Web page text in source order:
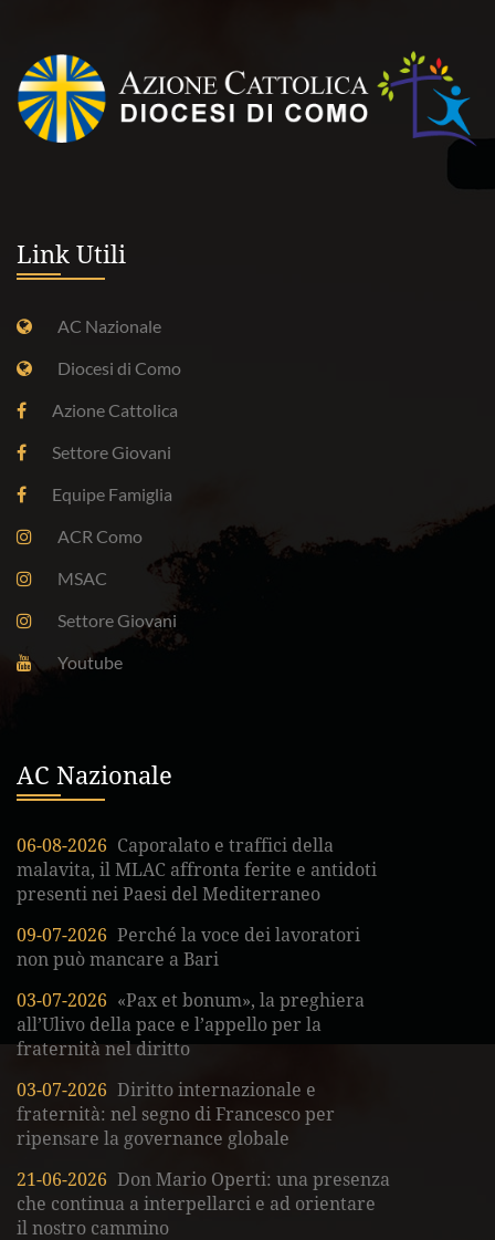
Link Utili
AC Nazionale
Diocesi di Como
Azione Cattolica
Settore Giovani
Equipe Famiglia
ACR Como
MSAC
Settore Giovani
Youtube
AC Nazionale
06-08-2026 Caporalato e traffici della
malavita, il MLAC affronta ferite e antidoti
presenti nei Paesi del Mediterraneo
09-07-2026 Perché la voce dei lavoratori
non può mancare a Bari
03-07-2026 «Pax et bonum», la preghiera
all’Ulivo della pace e l’appello per la
fraternità nel diritto
03-07-2026 Diritto internazionale e
fraternità: nel segno di Francesco per
ripensare la governance globale
21-06-2026 Don Mario Operti: una presenza
che continua a interpellarci e ad orientare
il nostro cammino